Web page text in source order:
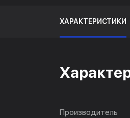
ХАРАКТЕРИСТИКИ
Производитель